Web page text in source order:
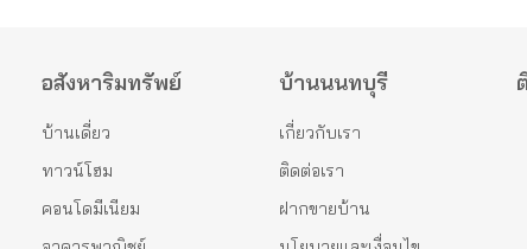
อสังหาริมทรัพย์
บ้านเดี่ยว
ทาวน์โฮม
คอนโดมีเนียม
บ้านนนทบุรี
เกี่ยวกับเรา
ติดต่อเรา
ฝากขายบ้าน